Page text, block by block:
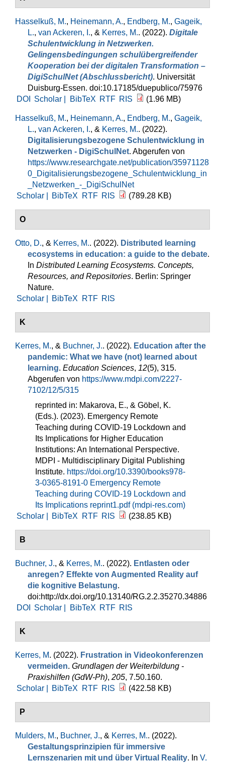
Hasselkuß, M., Heinemann, A., Endberg, M., Gageik,
L., van Ackeren, I., & Kerres, M.. (2022). Digitale
Schulentwicklung in Netzwerken.
Gelingensbedingungen schulübergreifender
Kooperation bei der digitalen Transformation –
DigiSchulNet (Abschlussbericht). Universität
Duisburg-Essen. doi:10.17185/duepublico/75976
DOI
Scholar | BibTeX RTF RIS (1.96 MB)
Hasselkuß, M., Heinemann, A., Endberg, M., Gageik,
L., van Ackeren, I., & Kerres, M.. (2022).
Digitalisierungsbezogene Schulentwicklung in
Netzwerken - DigiSchulNet. Abgerufen von
https://www.researchgate.net/publication/35971128
0_Digitalisierungsbezogene_Schulentwicklung_in
_Netzwerken_-_DigiSchulNet
Scholar |
BibTeX RTF RIS (789.28 KB)
O
Otto, D., & Kerres, M.. (2022). Distributed learning
ecosystems in education: a guide to the debate.
In Distributed Learning Ecosystems. Concepts,
Resources, and Repositories. Berlin: Springer
Nature.
Scholar |
BibTeX RTF RIS
K
Kerres, M., & Buchner, J.. (2022). Education after the
pandemic: What we have (not) learned about
learning. Education Sciences, 12(5), 315.
Abgerufen von https://www.mdpi.com/2227-
7102/12/5/315
reprinted in: Makarova, E., & Göbel, K.
(Eds.). (2023). Emergency Remote
Teaching during COVID-19 Lockdown and
Its Implications for Higher Education
Institutions: An International Perspective.
MDPI - Multidisciplinary Digital Publishing
Institute. https://doi.org/10.3390/books978-
3-0365-8191-0 Emergency Remote
Teaching during COVID-19 Lockdown and
Its Implications reprint1.pdf (mdpi-res.com)
Scholar |
BibTeX RTF RIS (238.85 KB)
B
Buchner, J., & Kerres, M.. (2022). Entlasten oder
anregen? Effekte von Augmented Reality auf
die kognitive Belastung.
doi:http://dx.doi.org/10.13140/RG.2.2.35270.34886
DOI
Scholar | BibTeX RTF RIS
K
Kerres, M. (2022). Frustration in Videokonferenzen
vermeiden. Grundlagen der Weiterbildung -
Praxishilfen (GdW-Ph), 205, 7.50.160.
Scholar |
BibTeX RTF RIS (422.58 KB)
P
Mulders, M., Buchner, J., & Kerres, M.. (2022).
Gestaltungsprinzipien für immersive
Lernszenarien mit und über Virtual Reality. In V.